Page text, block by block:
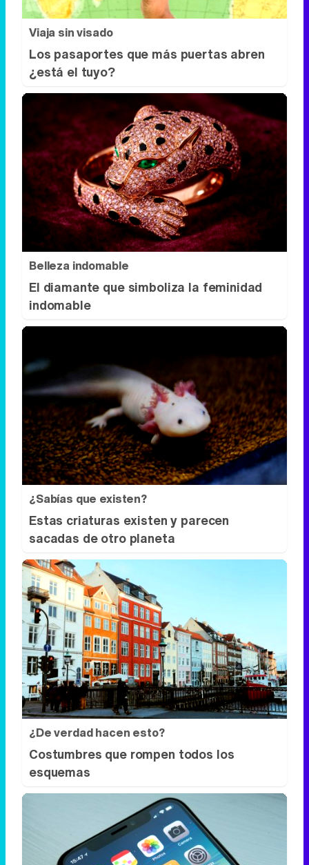
Viaja sin visado
Los pasaportes que más puertas abren
¿está el tuyo?
Belleza indomable
El diamante que simboliza la feminidad
indomable
¿Sabías que existen?
Estas criaturas existen y parecen
sacadas de otro planeta
¿De verdad hacen esto?
Costumbres que rompen todos los
esquemas